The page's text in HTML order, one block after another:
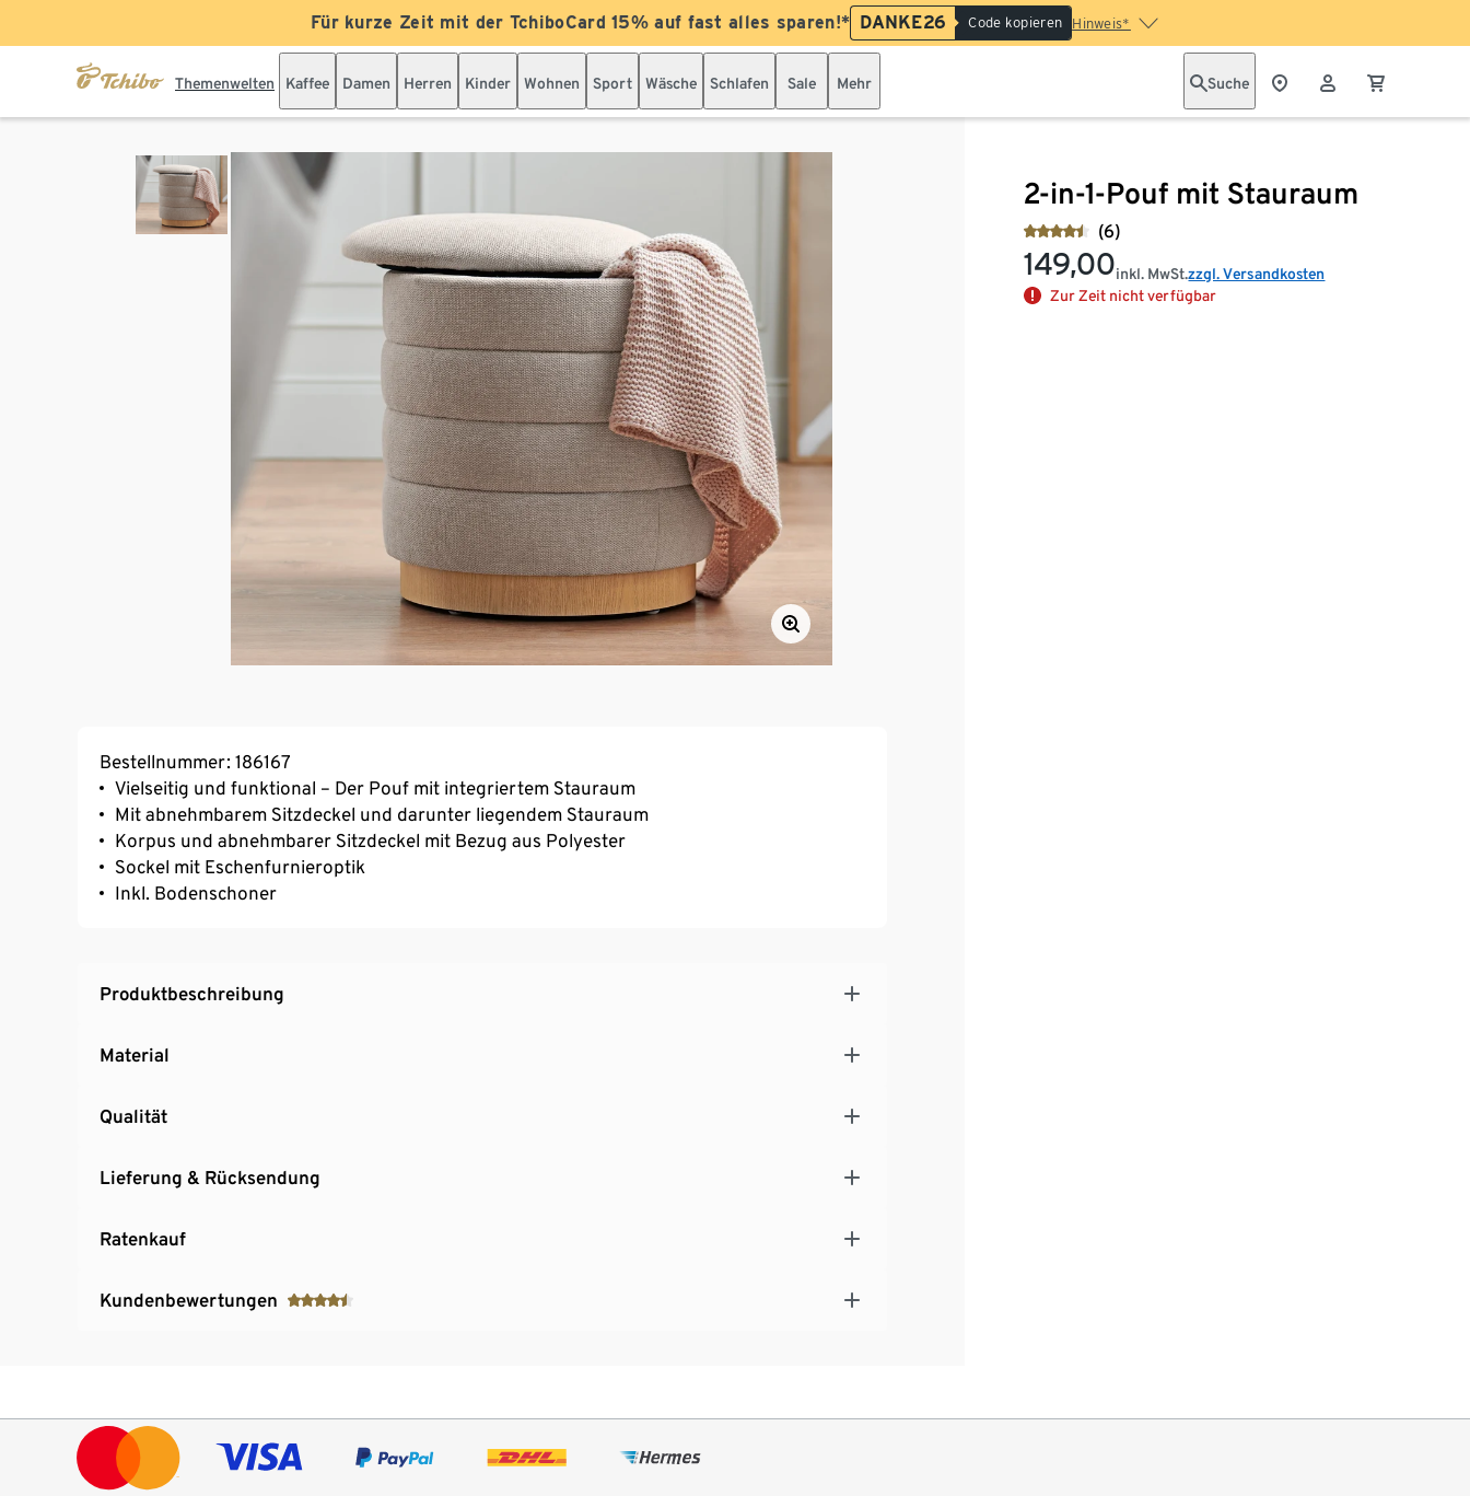
Für kurze Zeit mit der TchiboCard 15% auf fast alles sparen!* DANKE26 Code kopieren Hinweis*
Themenwelten Kaffee Damen Herren Kinder Wohnen Sport Wäsche Schlafen Sale Mehr Suche
2-in-1-Pouf mit Stauraum
(6)
149,00inkl. MwSt.zzgl. Versandkosten
Zur Zeit nicht verfügbar
Bestellnummer: 186167
Vielseitig und funktional – Der Pouf mit integriertem Stauraum
Mit abnehmbarem Sitzdeckel und darunter liegendem Stauraum
Korpus und abnehmbarer Sitzdeckel mit Bezug aus Polyester
Sockel mit Eschenfurnieroptik
Inkl. Bodenschoner
Produktbeschreibung
Material
Qualität
Lieferung & Rücksendung
Ratenkauf
Kundenbewertungen